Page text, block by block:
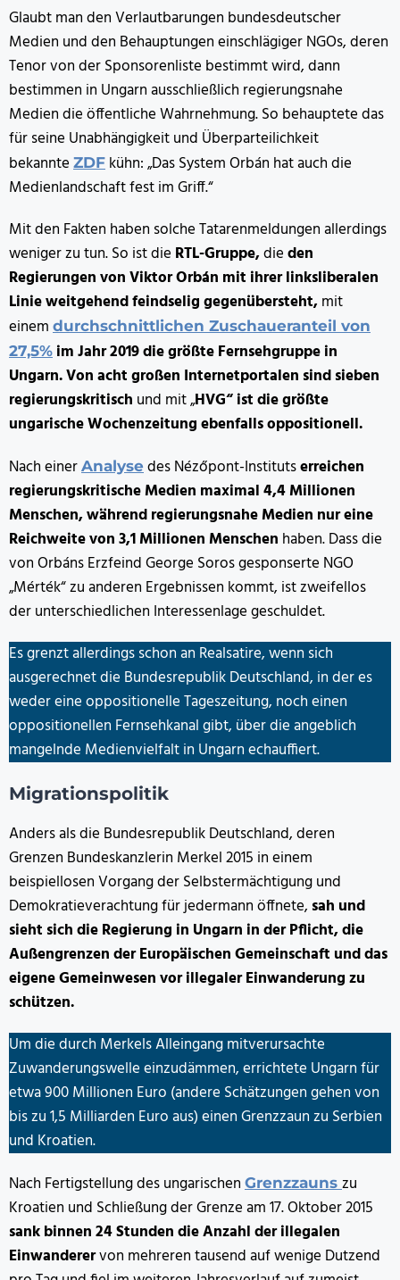
Glaubt man den Verlautbarungen bundesdeutscher
Medien und den Behauptungen einschlägiger NGOs, deren
Tenor von der Sponsorenliste bestimmt wird, dann
bestimmen in Ungarn ausschließlich regierungsnahe
Medien die öffentliche Wahrnehmung. So behauptete das
für seine Unabhängigkeit und Überparteilichkeit
bekannte ZDF kühn: „Das System Orbán hat auch die
Medienlandschaft fest im Griff.“
Mit den Fakten haben solche Tatarenmeldungen allerdings
weniger zu tun. So ist die RTL-Gruppe,dieden
Regierungen von Viktor Orbán mit ihrer linksliberalen
Linie weitgehend feindselig gegenübersteht,mit
einem durchschnittlichen Zuschaueranteil von
27,5% im Jahr 2019 die größte Fernsehgruppe in
Ungarn.Von acht großen Internetportalen sind sieben
regierungskritisch und mit „HVG“ ist die größte
ungarische Wochenzeitung ebenfalls oppositionell.
Nach einer Analyse des Nézőpont-Institutserreichen
regierungskritische Medien maximal 4,4 Millionen
Menschen, während regierungsnahe Medien nur eine
Reichweite von 3,1 Millionen Menschen haben. Dass die
von Orbáns Erzfeind George Soros gesponserte NGO
„Mérték“ zu anderen Ergebnissen kommt, ist zweifellos
der unterschiedlichen Interessenlage geschuldet.
Es grenzt allerdings schon an Realsatire, wenn sich
ausgerechnet die Bundesrepublik Deutschland, in der es
weder eine oppositionelle Tageszeitung, noch einen
oppositionellen Fernsehkanal gibt, über die angeblich
mangelnde Medienvielfalt in Ungarn echauffiert.
Migrationspolitik
Anders als die Bundesrepublik Deutschland, deren
Grenzen Bundeskanzlerin Merkel 2015 in einem
beispiellosen Vorgang der Selbstermächtigung und
Demokratieverachtung für jedermann öffnete, sah und
sieht sich die Regierung in Ungarn in der Pflicht, die
Außengrenzen der Europäischen Gemeinschaft und das
eigene Gemeinwesen vor illegaler Einwanderung zu
schützen.
Um die durch Merkels Alleingang mitverursachte
Zuwanderungswelle einzudämmen, errichtete Ungarn für
etwa 900 Millionen Euro (andere Schätzungen gehen von
bis zu 1,5 Milliarden Euro aus) einen Grenzzaun zu Serbien
und Kroatien.
Nach Fertigstellung des ungarischen Grenzzauns zu
Kroatien und Schließung der Grenze am 17. Oktober 2015
sank binnen 24 Stunden die Anzahl der illegalen
Einwanderervon mehreren tausend auf wenige Dutzend